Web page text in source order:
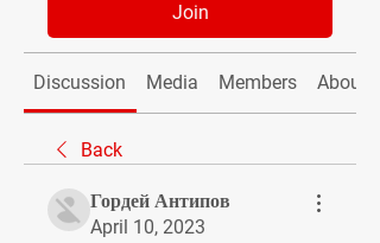
Join
Discussion Media Members About
Back
Гордей Антипов
April 10, 2023